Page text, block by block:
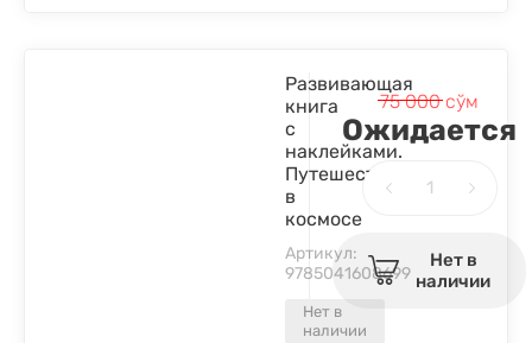
Нет в
наличии
Развивающая
книга
с
наклейками.
Путешествие
в
космосе
Артикул:
9785041608699
75 000сўм
Ожидается
Нет в
наличии